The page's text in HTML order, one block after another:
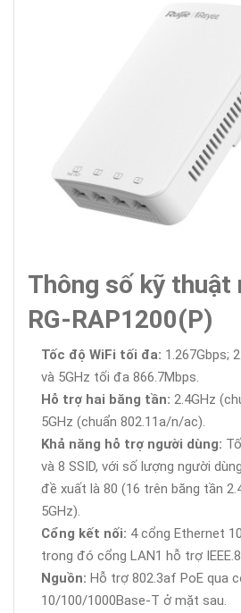
Thông số kỹ thuật
RG-RAP1200(P)
Tốc độ WiFi tối đa: 1.267Gbps;
và 5GHz tối đa 866.7Mbps.
Hỗ trợ hai băng tần: 2.4GHz
5GHz (chuẩn 802.11a/n/ac).
Khả năng hỗ trợ người dùng:
và 8 SSID, với số lượng người
đề xuất là 80 (16 trên băng tần
5GHz).
Cổng kết nối: 4 cổng Ethernet
trong đó cổng LAN1 hỗ trợ
Nguồn: Hỗ trợ 802.3af PoE qua
10/100/1000Base-T ở mặt sau.